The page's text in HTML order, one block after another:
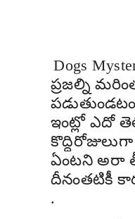
Dogs
ప్రజ‌ల్ని
ఇంట్లో ఎదో
ఏంటని అరా
దీనంతటికీ
.